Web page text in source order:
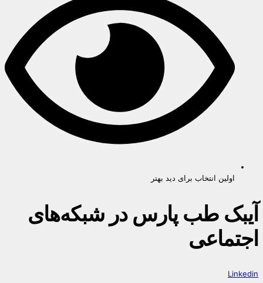
اولین انتخاب برای دید بهتر
آیبک طب پارس در شبکه‌های
اجتماعی
Linkedin